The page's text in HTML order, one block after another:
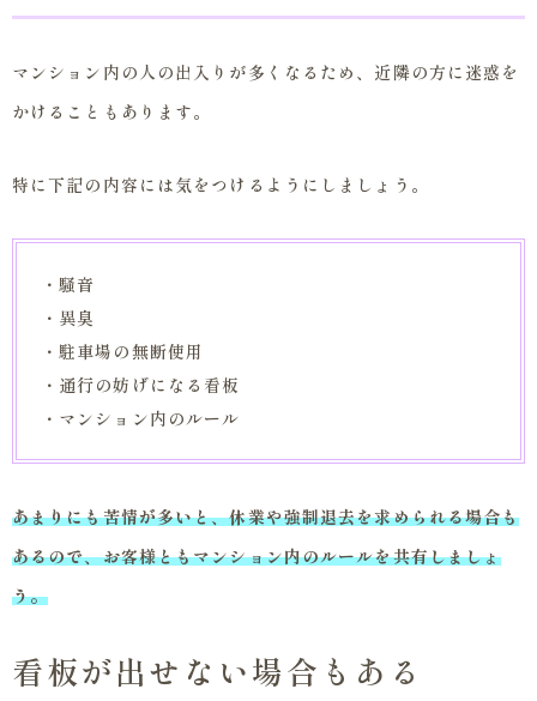
マンション内の人の出入りが多くなるため、近隣の方に迷惑を
かけることもあります。
特に下記の内容には気をつけるようにしましょう。
・騒音
・異臭
・駐車場の無断使用
・通行の妨げになる看板
・マンション内のルール
あまりにも苦情が多いと、休業や強制退去を求められる場合も
あるので、お客様ともマンション内のルールを共有しましょ
う。
看板が出せない場合もある